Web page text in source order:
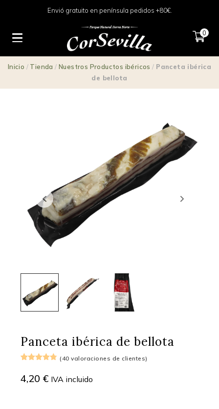
Envió gratuito en península pedidos +80€.
0
Inicio / Tienda /Nuestros Productos ibéricos / Panceta ibérica
de bellota
Panceta ibérica de bellota
con 4.73
de 5 en
(40 valoraciones de clientes)
4,20 € IVA incluido